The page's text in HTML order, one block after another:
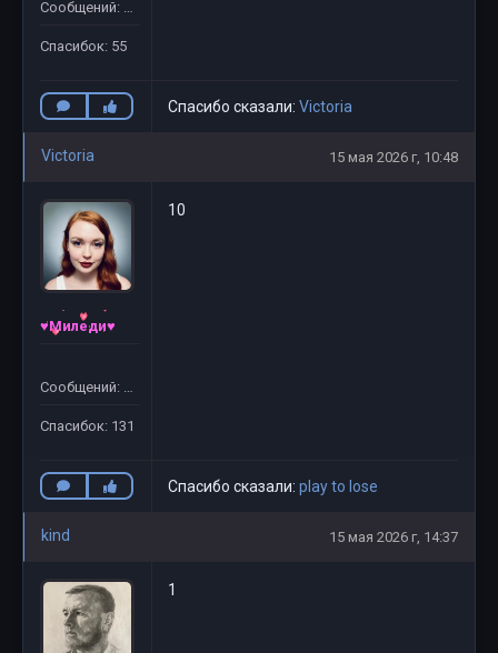
Сообщений: 54
Спасибок: 55
Спасибо сказали: Victoria
Victoria 15 мая 2026 г, 10:48
♥Миледи♥
Сообщений: 132
Спасибок: 131
10
Спасибо сказали: play to lose
kind 15 мая 2026 г, 14:37
1